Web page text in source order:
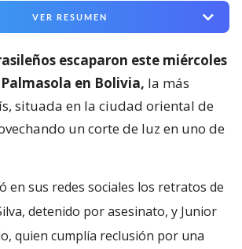
VER RESUMEN
escaparon este miércoles
en Bolivia, la más
situada en la ciudad oriental de
un corte de luz en uno de
en sus redes sociales los retratos de
detenido por asesinato, y Junior
quien cumplía reclusión por una